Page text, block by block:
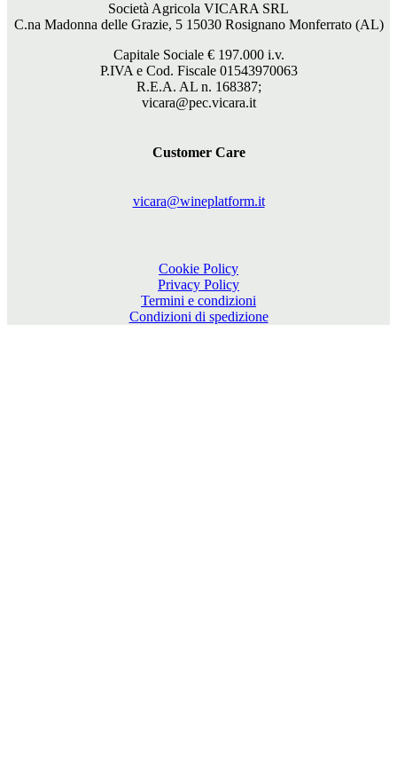
Società Agricola VICARA SRL
C.na Madonna delle Grazie, 5 15030 Rosignano Monferrato (AL)
Capitale Sociale € 197.000i.v.
P.IVA e Cod. Fiscale 01543970063
R.E.A. AL n. 168387;
vicara@pec.vicara.it
Customer Care
vicara@wineplatform.it
Cookie Policy
Privacy Policy
Termini e condizioni
Condizioni di spedizione